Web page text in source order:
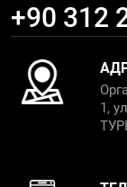
+90 312
1,